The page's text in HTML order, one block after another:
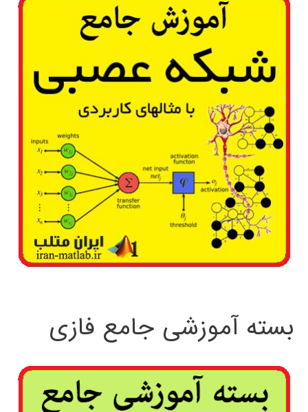
بسته آموزشی جامع فازی